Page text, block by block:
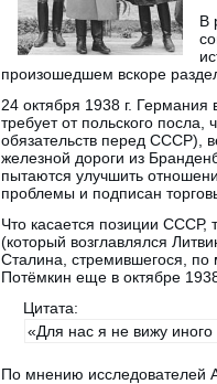
В
произошедшем вскоре
24 октября 1938 г.
требует от польского посла,
обязательств перед СССР),
железной дороги из
пытаются улучшить
проблемы и подписан
Что касается позиции СССР,
(который возглавлялся
Сталина, стремившегося,
Потёмкин еще в октябре
Цитата:
«Для нас я не вижу
По мнению исследователей